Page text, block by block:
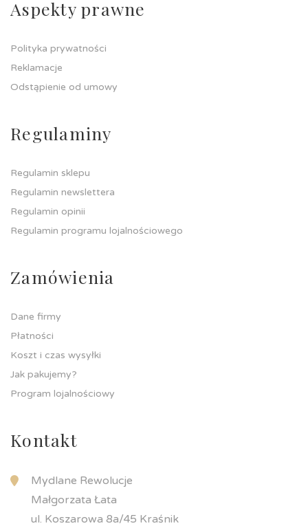
Aspekty prawne
Polityka prywatności
Reklamacje
Odstąpienie od umowy
Regulaminy
Regulamin sklepu
Regulamin newslettera
Regulamin opinii
Regulamin programu lojalnościowego
Zamówienia
Dane firmy
Płatności
Koszt i czas wysyłki
Jak pakujemy?
Program lojalnościowy
Kontakt
Mydlane Rewolucje
Małgorzata Łata
ul. Koszarowa 8a/45 Kraśnik